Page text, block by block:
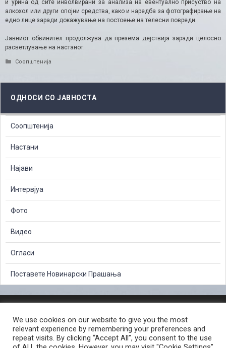
и урина од сите инволвирани за анализа на евентуално присуство на
алкохол или други опојни средства, како и наредба за фотографирање на
едно лице заради докажување на постоење на телесни повреди.
Јавниот обвинител продолжува да презема дејствија заради целосно
расветлување на настанот.
Categories
Соопштенија
ОДНОСИ СО ЈАВНОСТА
Соопштенија
Настани
Најави
Интервјуа
Фото
Видео
Огласи
Поставете Новинарски Прашања
СЛОБОДЕН ПРИСТАП ДО ИНФОРМАЦИИ ОД ЈАВЕН КАРАКТЕР
ПОСТАПКА ЗА ПРИЈАВА НА КРИВИЧНО ДЕЛО
КОРИСНИ ЛИНКОВИ
We use cookies on our website to give you the most
relevant experience by remembering your preferences and
repeat visits. By clicking “Accept All”, you consent to the use